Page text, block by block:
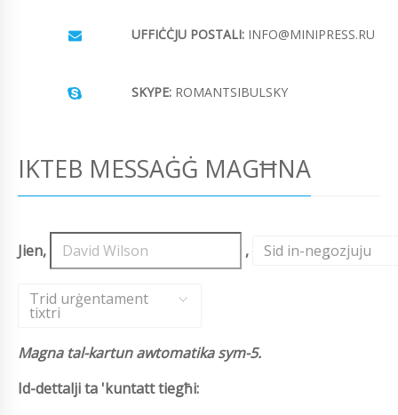
UFFIĊĊJU POSTALI: INFO@MINIPRESS.RU
SKYPE: ROMANTSIBULSKY
IKTEB MESSAĠĠ MAGĦNA
Jien, , Sid in-negozjuju
,
Trid urġentament
tixtri
Magna tal-kartun awtomatika sym-5.
Id-dettalji ta 'kuntatt tiegħi: